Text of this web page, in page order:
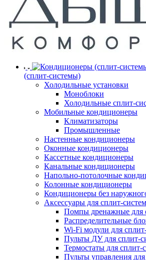
(сплит-системы)
Холодильные установки
Моноблоки
Холодильные сплит-
Мобильные кондиционеры
Климатизаторы
Промышленные
Настенные кондиционеры
Оконные кондиционеры
Кассетные кондиционеры
Канальные кондиционеры
Напольно-потолочные
Колонные кондиционеры
Кондиционеры без
Аксессуары для сплит-систем
Помпы дренажные для
Распределительные
Wi-Fi модули для
Пульты ДУ для сплит-
Термостаты для сплит-
Пульты управления